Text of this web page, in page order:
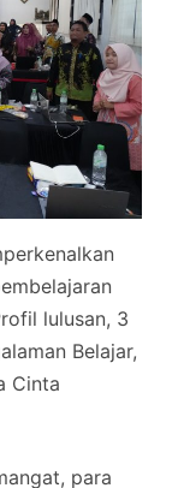
lulusan, 3
Belajar,
Cinta
para